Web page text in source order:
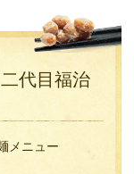
代目福治
メニュー